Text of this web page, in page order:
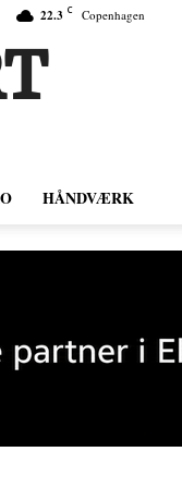
22.3 C Copenhagen
HÅNDVÆRK